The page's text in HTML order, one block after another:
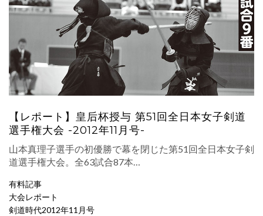
【レポート】皇后杯授与 第51回全日本女子剣道
選手権大会 -2012年11月号-
山本真理子選手の初優勝で幕を閉じた第51回全日本女子剣
道選手権大会。全63試合87本…
有料記事
大会レポート
剣道時代2012年11月号